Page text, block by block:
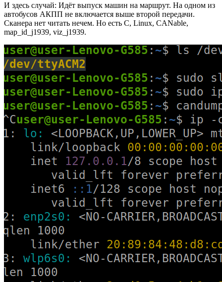
И здесь случай: Идёт выпуск машин на маршрут. На одном из
автобусов АКПП не включается выше второй передачи.
Сканера нет читать нечем. Но есть C, Linux, CANable,
map_id_j1939, viz_j1939.